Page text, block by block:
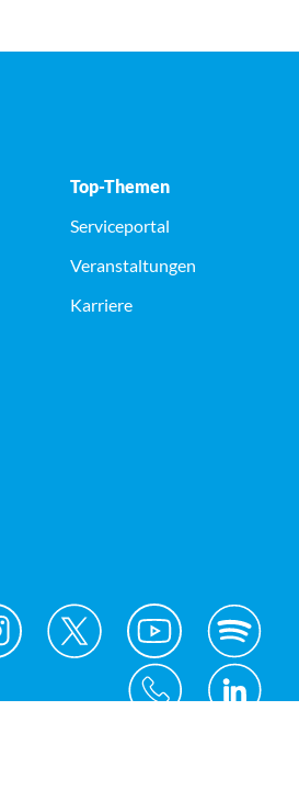
Top-Themen
Serviceportal
Veranstaltungen
Karriere